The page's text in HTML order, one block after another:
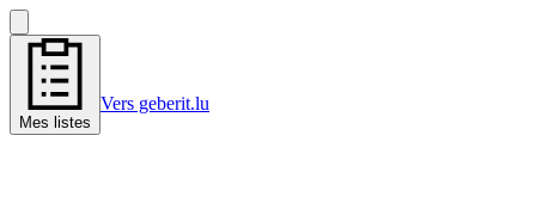
Mes listes
Vers geberit.lu